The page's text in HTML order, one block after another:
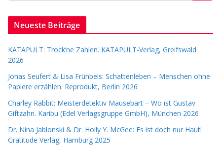
Neueste Beiträge
KATAPULT: Trock’ne Zahlen. KATAPULT-Verlag, Greifswald
2026
Jonas Seufert & Lisa Frühbeis: Schattenleben – Menschen ohne
Papiere erzählen. Reprodukt, Berlin 2026
Charley Rabbit: Meisterdetektiv Mausebart – Wo ist Gustav
Giftzahn. Karibu (Edel Verlagsgruppe GmbH), München 2026
Dr. Nina Jablonski & Dr. Holly Y. McGee: Es ist doch nur Haut!
Gratitude Verlag, Hamburg 2025